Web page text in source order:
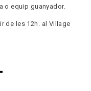
o equip guanyador.
de les 12h. al Village